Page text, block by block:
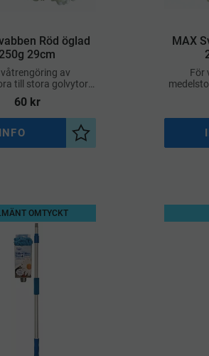
Röd öglad
250g 29cm
av
till stora golvytor i
och professionella
miljöer
60kr
Lägg till i önskelista
INFO
MAX
För
både
OMTYCKT